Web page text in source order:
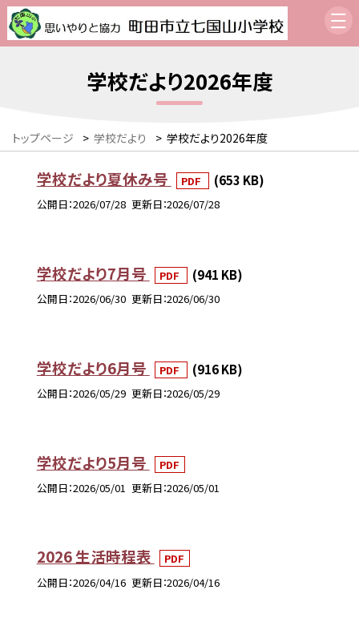
学校だより2026年度
トップページ > 学校だより > 学校だより2026年度
学校だより夏休み号 PDF (653 KB)
公開日 2026/07/28 更新日 2026/07/28
学校だより7月号 PDF (941 KB)
公開日 2026/06/30 更新日 2026/06/30
学校だより6月号 PDF (916 KB)
公開日 2026/05/29 更新日 2026/05/29
学校だより5月号
PDF
公開日 2026/05/01 更新日 2026/05/01
2026 生活時程表
PDF
公開日 2026/04/16 更新日 2026/04/16